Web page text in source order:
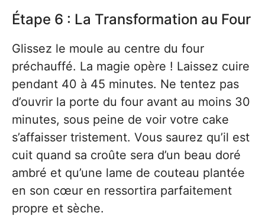
Étape 6 : La Transformation au Four
Glissez le moule au centre du four
préchauffé. La magie opère ! Laissez cuire
pendant 40 à 45 minutes. Ne tentez pas
d’ouvrir la porte du four avant au moins 30
minutes, sous peine de voir votre cake
s’affaisser tristement. Vous saurez qu’il est
cuit quand sa croûte sera d’un beau doré
ambré et qu’une lame de couteau plantée
en son cœur en ressortira parfaitement
propre et sèche.